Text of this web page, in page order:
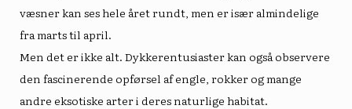
væsner kan ses hele året rundt, men er især almindelige
fra marts til april.
Men det er ikke alt. Dykkerentusiaster kan også observere
den fascinerende opførsel af engle, rokker og mange
andre eksotiske arter i deres naturlige habitat.